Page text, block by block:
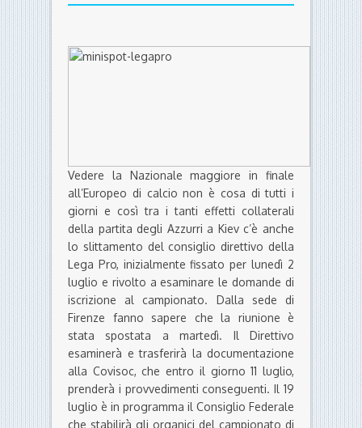
Vedere la Nazionale maggiore in finale
all’Europeo di calcio non è cosa di tutti i
giorni e così tra i tanti effetti collaterali
della partita degli Azzurri a Kiev c’è anche
lo slittamento del consiglio direttivo della
Lega Pro, inizialmente fissato per lunedì 2
luglio e rivolto a esaminare le domande di
iscrizione al campionato. Dalla sede di
Firenze fanno sapere che la riunione è
stata spostata a martedì. Il Direttivo
esaminerà e trasferirà la documentazione
alla Covisoc, che entro il giorno 11 luglio,
prenderà i provvedimenti conseguenti. Il 19
luglio è in programma il Consiglio Federale
che stabilirà gli organici del campionato di